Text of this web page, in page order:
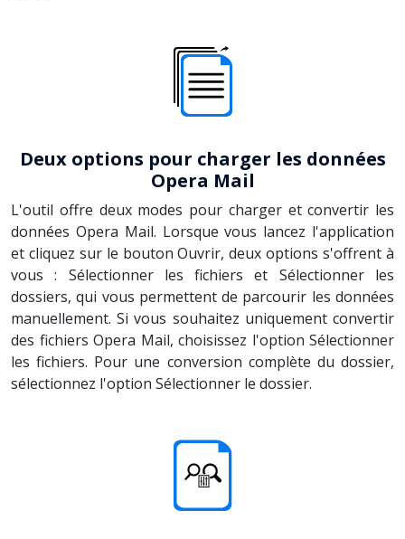
Deux options pour charger les données
Opera Mail
L'outil offre deux modes pour charger et convertir les
données Opera Mail. Lorsque vous lancez l'application
et cliquez sur le bouton Ouvrir, deux options s'offrent à
vous : Sélectionner les fichiers et Sélectionner les
dossiers, qui vous permettent de parcourir les données
manuellement. Si vous souhaitez uniquement convertir
des fichiers Opera Mail, choisissez l'option Sélectionner
les fichiers. Pour une conversion complète du dossier,
sélectionnez l'option Sélectionner le dossier.